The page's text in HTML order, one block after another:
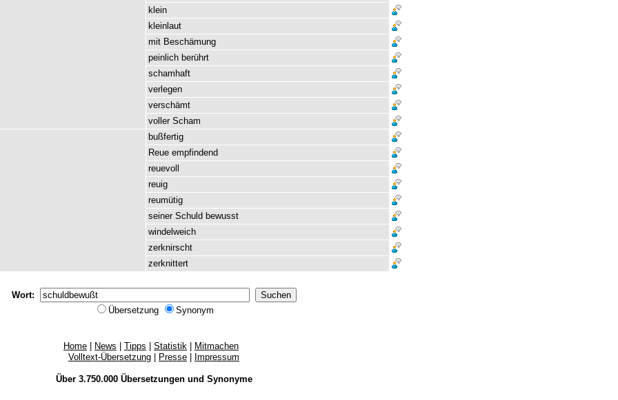
klein
kleinlaut
mit Beschämung
peinlich berührt
schamhaft
verlegen
verschämt
voller Scham
bußfertig
Reue empfindend
reuevoll
reuig
reumütig
seiner Schuld bewusst
windelweich
zerknirscht
zerknittert
Wort:
Übersetzung
Synonym
Home News Tipps Statistik
Mitmachen
Volltext-Übersetzung
Presse Impressum
Über 3.750.000 Übersetzungenund Synonyme